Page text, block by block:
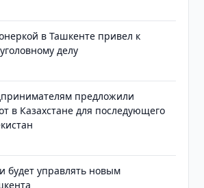
в Ташкенте привел к
делу
предложили
в Казахстане для последующего
будет управлять новым